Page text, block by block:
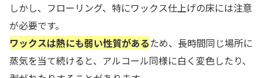
しかし、フローリング、特にワックス仕上げの床には注意
が必要です。
ワックスは熱にも弱い性質があるため、長時間同じ場所に
蒸気を当て続けると、アルコール同様に白く変色したり、